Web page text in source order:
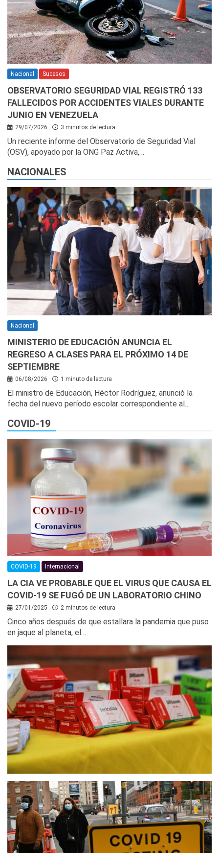
Nacional Sucesos
OBSERVATORIO SEGURIDAD VIAL REGISTRÓ 133
FALLECIDOS POR ACCIDENTES VIALES DURANTE
JUNIO EN VENEZUELA
29/07/2026 3 minutos de lectura
Un reciente informe del Observatorio de Seguridad Vial
(OSV), apoyado por la ONG Paz Activa,…
NACIONALES
Nacional
MINISTERIO DE EDUCACIÓN ANUNCIA EL
REGRESO A CLASES PARA EL PRÓXIMO 14 DE
SEPTIEMBRE
06/08/2026 1 minuto de lectura
El ministro de Educación, Héctor Rodríguez, anunció la
fecha del nuevo período escolar correspondiente al…
COVID-19
COVID-19 Internacional
LA CIA VE PROBABLE QUE EL VIRUS QUE CAUSA EL
COVID-19 SE FUGÓ DE UN LABORATORIO CHINO
27/01/2025 2 minutos de lectura
Cinco años después de que estallara la pandemia que puso
en jaque al planeta, el…